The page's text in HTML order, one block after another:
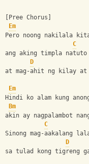
[Pree Chorus]
Em
Pero noong nakilala
C
ang aking timpla natuto
D
at mag-ahit ng kilay at
Em
Hindi ko alam kung
Bm
akin ay nagpalambot
C
Sinong mag-aakalang
D
sa tulad kong tigreng